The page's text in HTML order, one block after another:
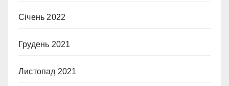
Січень 2022
Грудень 2021
Листопад 2021